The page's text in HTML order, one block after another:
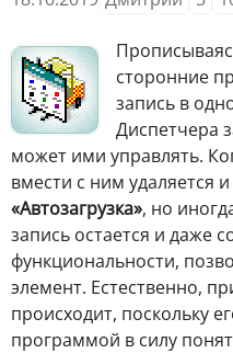
сторонние
запись в
Диспетчера
может ими управлять.
вмести с ним удаляется
«Автозагрузка», но
запись остается и даже
функциональности,
элемент. Естественно,
происходит, поскольку
программой в силу